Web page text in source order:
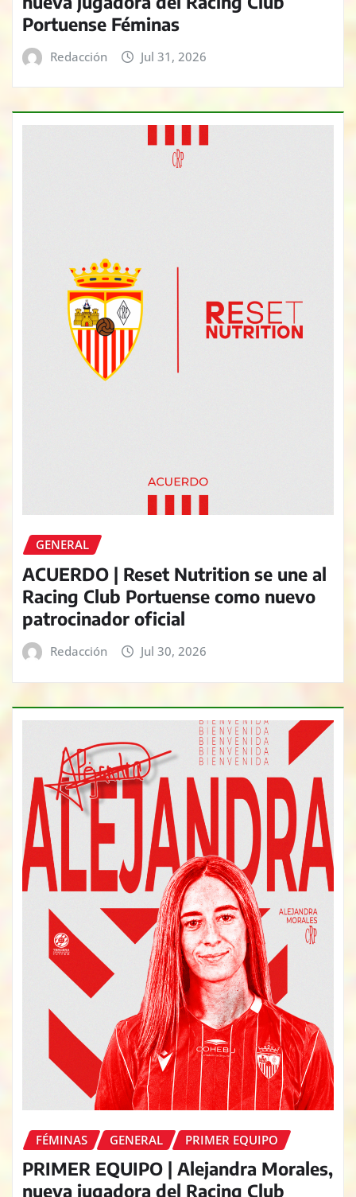
Portuense Féminas
Redacción Jul 31, 2026
GENERAL
ACUERDO | Reset Nutrition se une al
Racing Club Portuense como nuevo
patrocinador oficial
Redacción Jul 30, 2026
FÉMINAS GENERAL PRIMER EQUIPO
PRIMER EQUIPO | Alejandra Morales,
nueva jugadora del Racing Club